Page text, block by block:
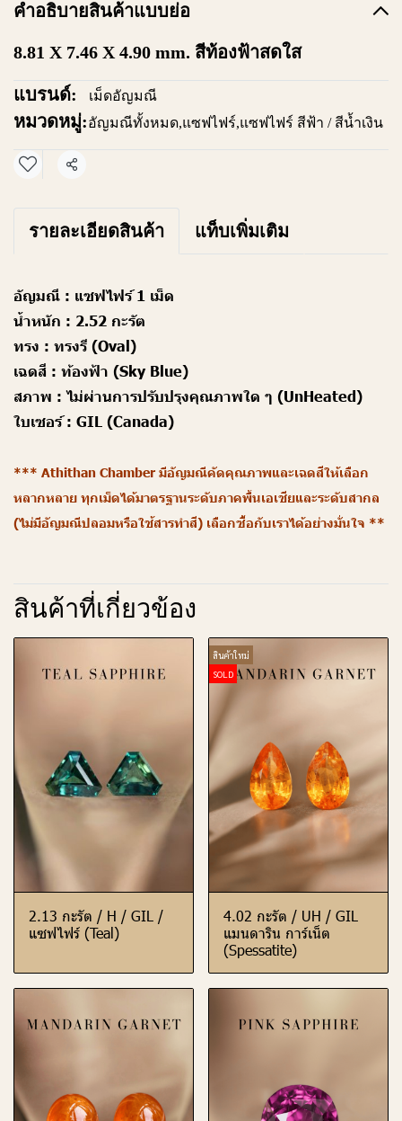
คำอธิบายสินค้าแบบย่อ
8.81 X 7.46 X 4.90 mm. สีท้องฟ้าสดใส
แบรนด์: เม็ดอัญมณี
หมวดหมู่:อัญมณีทั้งหมด,แซฟไฟร์,แซฟไฟร์ สีฟ้า / สีน้ำเงิน
แชร์
รายละเอียดสินค้า แท็บเพิ่มเติม
อัญมณี : แซฟไฟร์ 1 เม็ด
น้ำหนัก : 2.52 กะรัต
ทรง : ทรงรี (Oval)
เฉดสี : ท้องฟ้า (Sky Blue)
สภาพ : ไม่ผ่านการปรับปรุงคุณภาพใด ๆ (UnHeated)
ใบเซอร์ : GIL (Canada)
*** Athithan Chamber มีอัญมณีคัดคุณภาพและเฉดสีให้เลือก
หลากหลาย ทุกเม็ดได้มาตรฐานระดับภาคพื้นเอเชียและระดับสากล
(ไม่มีอัญมณีปลอมหรือใช้สารทำสี) เลือกซื้อกับเราได้อย่างมั่นใจ **
สินค้าที่เกี่ยวข้อง
2.13 กะรัต / H / GIL /
แซฟไฟร์ (Teal)
สินค้าใหม่
SOLD
4.02 กะรัต / UH / GIL
แมนดาริน การ์เน็ต
(Spessatite)